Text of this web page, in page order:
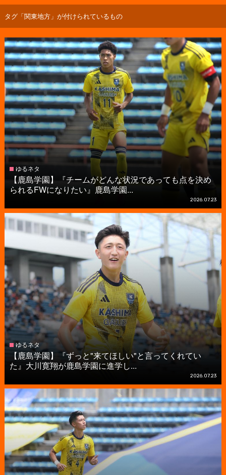
タグ「関東地方」が付けられているもの
ゆるネタ
【鹿島学園】『チームがどんな状況であっても点を決め
られるFWになりたい』鹿島学園...
2026.07.23
ゆるネタ
【鹿島学園】『ずっと"来てほしい"と言ってくれてい
た』大川寛翔が鹿島学園に進学し...
2026.07.23